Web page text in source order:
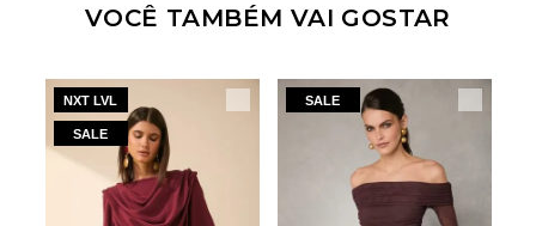
VOCÊ TAMBÉM VAI GOSTAR
NXT LVL